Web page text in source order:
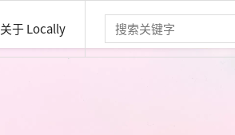
关于 Locally